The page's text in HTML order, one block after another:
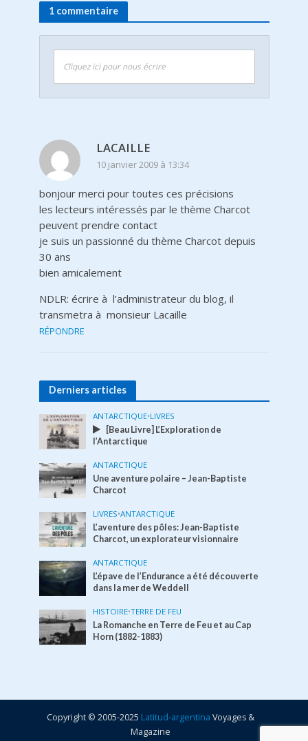
1 commentaire
Cliquez ici pour nous écrire
LACAILLE
10 janvier 2009 à 13:34
bonjour merci pour toutes ces précisions
les lecteurs intéressés par le thème Charcot
peuvent prendre contact
je suis un passionné du thème Charcot depuis
30 ans
bien amicalement
NDLR: écrire à l’administrateur du blog, il
transmetra à monsieur Lacaille
RÉPONDRE
Derniers articles
ANTARCTIQUE•LIVRES
[Beau Livre] L’Exploration de
l’Antarctique
ANTARCTIQUE
Une aventure polaire – Jean-Baptiste
Charcot
LIVRES•ANTARCTIQUE
L’aventure des pôles: Jean-Baptiste
Charcot, un explorateur visionnaire
ANTARCTIQUE
L’épave de l’Endurance a été découverte
dans la mer de Weddell
HISTOIRE•TERRE DE FEU
La Romanche en Terre de Feu et au Cap
Horn (1882-1883)
Copyright © 2005-2025 Latitud-argentina Voyages &
Magazine